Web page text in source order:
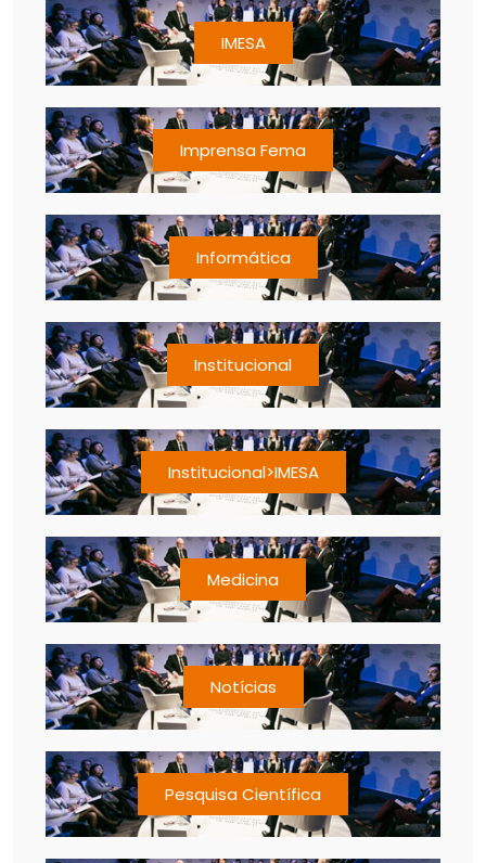
IMESA
Imprensa Fema
Informática
Institucional
Institucional>IMESA
Medicina
Notícias
Pesquisa Científica